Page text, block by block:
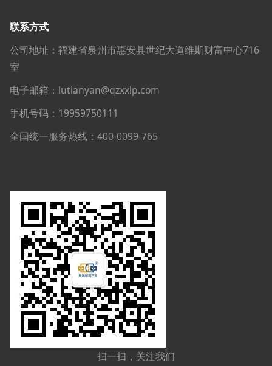
联系方式
公司地址：福建省泉州市惠安县世纪大道维斯财富中心716
室
电子邮箱：lutianyan@qzxxlp.com
手机号码：19959750111
全国统一服务热线：400-0099-765
扫一扫，关注我们